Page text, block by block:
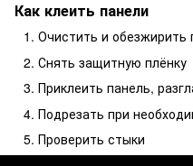
Как клеить панели
Очистить и обезжирить
Снять защитную плёнку
Приклеить панель,
Подрезать при
Проверить стыки